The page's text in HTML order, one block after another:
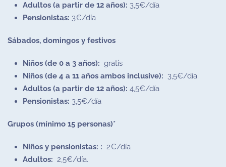
Adultos (a partir de 12 años): 3,5€/día
Pensionistas: 3€/día
Sábados, domingos y festivos
Niños (de 0 a 3 años): gratis
Niños (de 4 a 11 años ambos inclusive): 3,5€/día.
Adultos (a partir de 12 años): 4,5€/día
Pensionistas: 3,5€/día
Grupos (mínimo 15 personas)*
Niños y pensionistas: : 2€/día
Adultos: 2,5€/día.